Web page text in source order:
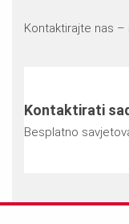
Kontaktirajte nas
Kontaktirati
Besplatno